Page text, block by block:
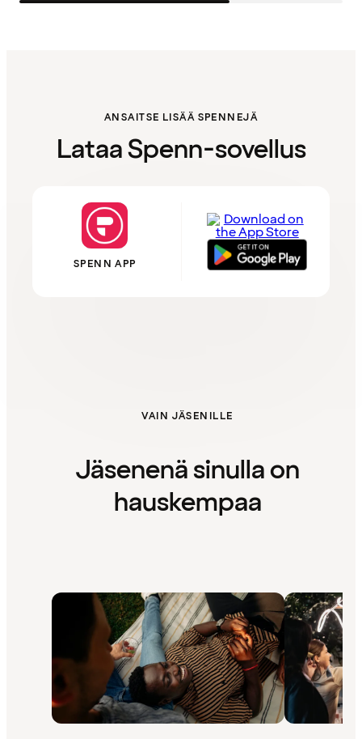
ANSAITSE LISÄÄ SPENNEJÄ
Lataa Spenn-sovellus
SPENN APP
VAIN JÄSENILLE
Jäsenenä sinulla on
hauskempaa